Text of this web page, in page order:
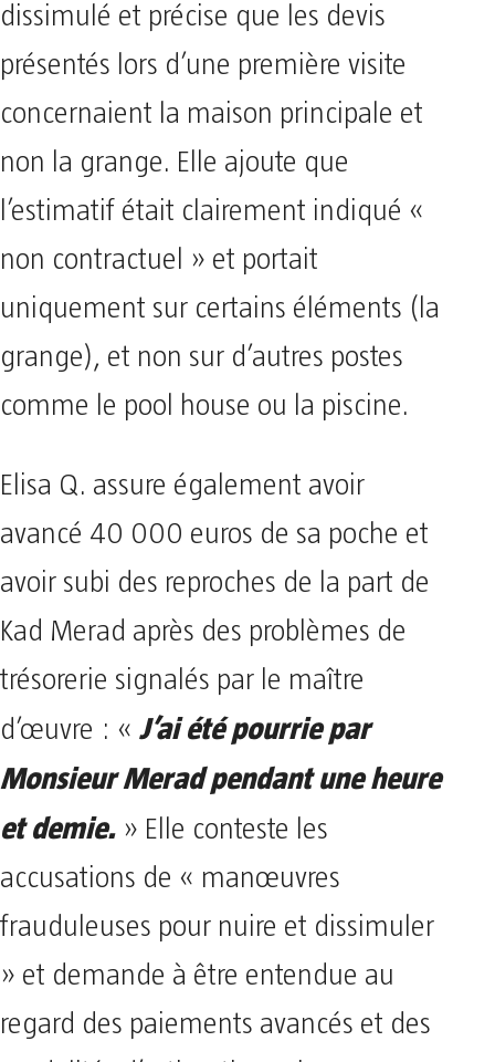
dissimulé et précise que les devis
présentés lors d’une première visite
concernaient la maison principale et
non la grange. Elle ajoute que
l’estimatif était clairement indiqué «
non contractuel » et portait
uniquement sur certains éléments (la
grange), et non sur d’autres postes
comme le pool house ou la piscine.
Elisa Q. assure également avoir
avancé 40 000 euros de sa poche et
avoir subi des reproches de la part de
Kad Merad après des problèmes de
trésorerie signalés par le maître
d’œuvre : « J’ai été pourrie par
Monsieur Merad pendant une heure
et demie. » Elle conteste les
accusations de « manœuvres
frauduleuses pour nuire et dissimuler
» et demande à être entendue au
regard des paiements avancés et des